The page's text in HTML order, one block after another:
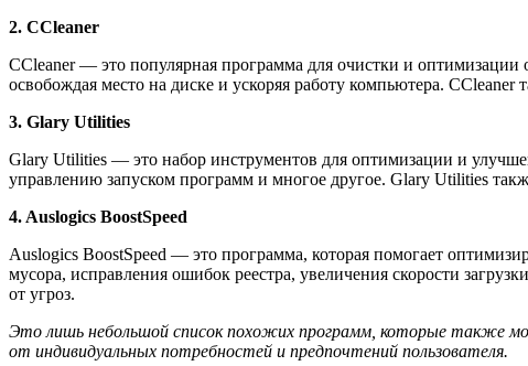
2. CCleaner
CCleaner — это популярная программа для очистки и
освобождая место на диске и ускоряя работу компьютера.
3. Glary Utilities
Glary Utilities — это набор инструментов для оптимизации и
управлению запуском программ и многое другое. Glary Utilities
4. Auslogics BoostSpeed
Auslogics BoostSpeed — это программа, которая помогает
мусора, исправления ошибок реестра, увеличения скорости
от угроз.
Это лишь небольшой список похожих программ, которые также
от индивидуальных потребностей и предпочтений пользователя.